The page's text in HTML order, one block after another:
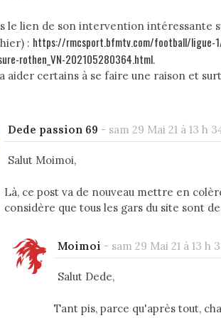
le lien de son intervention intéressante
: https://rmcsport.bfmtv.com/football/ligue-
rothen_VN-202105280364.html.
aider certains à se faire une raison et
Dede passion 69 - sam 29 Mai 21 à 13 h
Salut Moimoi,
Là, ce post va de nouveau mettre en
considère que tous les gars du site sont
Moimoi - sam 29 Mai 21 à 13 h
Salut Dede,
Tant pis, parce qu'après tout,